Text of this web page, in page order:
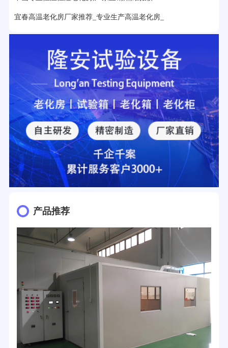
25分钟前用户提问：老化箱和干燥箱区别？
27分钟前用户提问：移动电源老化柜与电池柜的区别？
32分钟前用户提问：氙灯老化试验箱价格多少？
2分钟前用户提问： 大型高温老化房价格多少钱？
宜春高温老化房厂家推荐_专业生产高温老化房_
产品推荐